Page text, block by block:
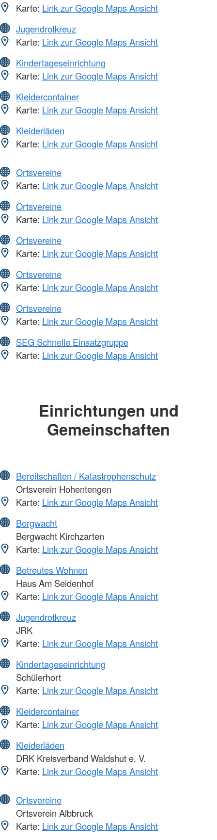
Karte: Link zur Google Maps Ansicht
Jugendrotkreuz
Karte: Link zur Google Maps Ansicht
Kindertageseinrichtung
Karte: Link zur Google Maps Ansicht
Kleidercontainer
Karte: Link zur Google Maps Ansicht
Kleiderläden
Karte: Link zur Google Maps Ansicht
Ortsvereine
Karte: Link zur Google Maps Ansicht
Ortsvereine
Karte: Link zur Google Maps Ansicht
Ortsvereine
Karte: Link zur Google Maps Ansicht
Ortsvereine
Karte: Link zur Google Maps Ansicht
Ortsvereine
Karte: Link zur Google Maps Ansicht
SEG Schnelle Einsatzgruppe
Karte: Link zur Google Maps Ansicht
Einrichtungen und
Gemeinschaften
Bereitschaften / Katastrophenschutz
Ortsverein Hohentengen
Karte: Link zur Google Maps Ansicht
Bergwacht
Bergwacht Kirchzarten
Karte: Link zur Google Maps Ansicht
Betreutes Wohnen
Haus Am Seidenhof
Karte: Link zur Google Maps Ansicht
Jugendrotkreuz
JRK
Karte: Link zur Google Maps Ansicht
Kindertageseinrichtung
Schülerhort
Karte: Link zur Google Maps Ansicht
Kleidercontainer
Karte: Link zur Google Maps Ansicht
Kleiderläden
DRK Kreisverband Waldshut e. V.
Karte: Link zur Google Maps Ansicht
Ortsvereine
Ortsverein Albbruck
Karte: Link zur Google Maps Ansicht